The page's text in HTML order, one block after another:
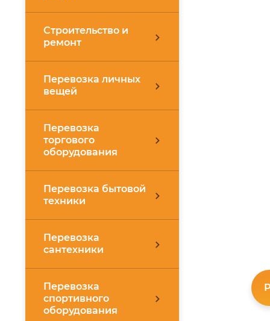
Строительство и
ремонт
Перевозка личных
вещей
Перевозка
торгового
оборудования
Перевозка бытовой
техники
Перевозка
сантехники
Перевозка
спортивного
оборудования